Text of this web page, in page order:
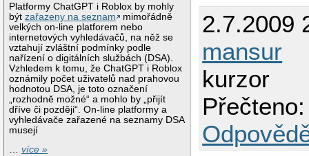
Platformy ChatGPT i Roblox by mohly
býtzařazeny na seznam
mimořádně
velkých on-line platforem nebo
internetových vyhledávačů, na něž se
vztahují zvláštní podmínky podle
nařízení o digitálních službách (DSA).
Vzhledem k tomu, že ChatGPT i Roblox
oznámily počet uživatelů nad prahovou
hodnotou DSA, je toto označení
„rozhodně možné“ a mohlo by „přijít
dříve či později“. On-line platformy a
vyhledávače zařazené na seznamy DSA
musejí
…více »
2.7.2009
mansur
kurzor